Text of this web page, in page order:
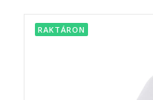
RAKTÁRON